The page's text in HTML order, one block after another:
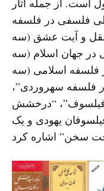
است. از جمله آثار
فلسفی در فلسفه
عقل و آیت عشق (سه
در جهان اسلام (سه
فلسفه اسلامی (سه
فلسفه سهروردی”،
فیلسوف”، “درخشش
یهودی و یک